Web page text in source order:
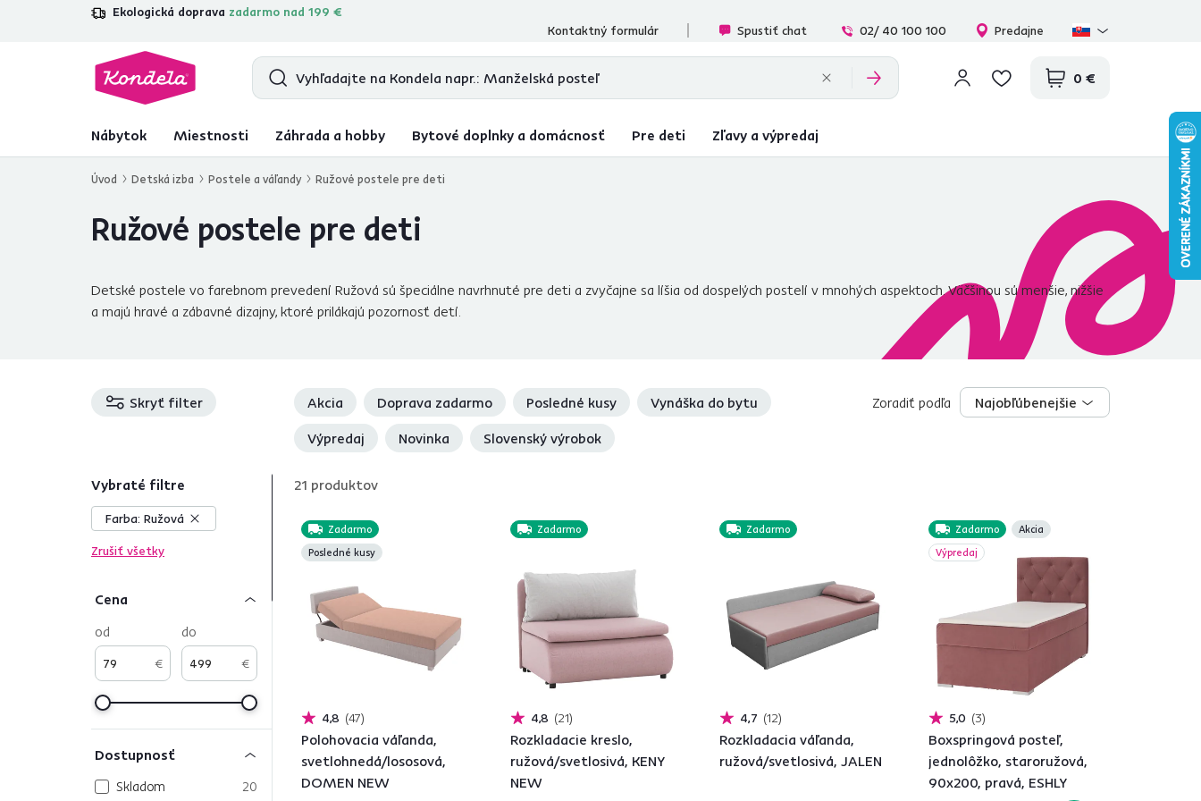
Ekologická doprava zadarmo nad 199 €
4,7 31 285overených produktových recenzií
Kontaktný formulár
Spustiť chat 02/ 40 100 100 Predajne
0 €
Nábytok Miestnosti Záhrada a hobby Bytové doplnky a domácnosť Pre deti Zľavy a výpredaj
Úvod Detská izba Postele a váľandy Ružové postele pre deti
Ružové postele pre deti
Detské postele vo farebnom prevedení Ružová sú špeciálne navrhnuté pre deti a zvyčajne sa líšia od dospelých postelí v mnohých aspektoch. Väčšinou sú menšie, nižšie
a majú hravé a zábavné dizajny, ktoré prilákajú pozornosť detí.
Skryť filter Akcia Doprava zadarmo Posledné kusy
Vynáška do bytu
Výpredaj
Novinka Slovenský výrobok
Najobľúbenejšie
Zoradiť podľa Najobľúbenejšie
Vybraté filtre
Farba: Ružová
Zrušiť všetky
Cena
€
od
€
do
Dostupnosť
Skladom 20
21 produktov
Zadarmo
Posledné kusy
4,8 47
Polohovacia váľanda,
svetlohnedá/lososová,
DOMEN NEW
Zadarmo
4,8 21
Rozkladacie kreslo,
ružová/svetlosivá, KENY
NEW
Zadarmo
4,7 12
Rozkladacia váľanda,
ružová/svetlosivá, JALEN
Zadarmo
Akcia
Výpredaj
5,0 3
Boxspringová posteľ,
jednolôžko, staroružová,
90x200, pravá, ESHLY